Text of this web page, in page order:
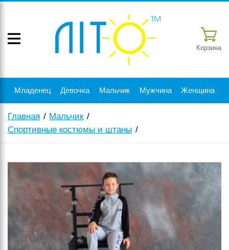
Корзина
Младенец Девочка Мальчик Мужчина Женщина
Главная
Мальчик
Спортивные костюмы и штаны